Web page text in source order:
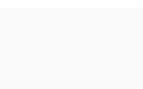
が起こらないという